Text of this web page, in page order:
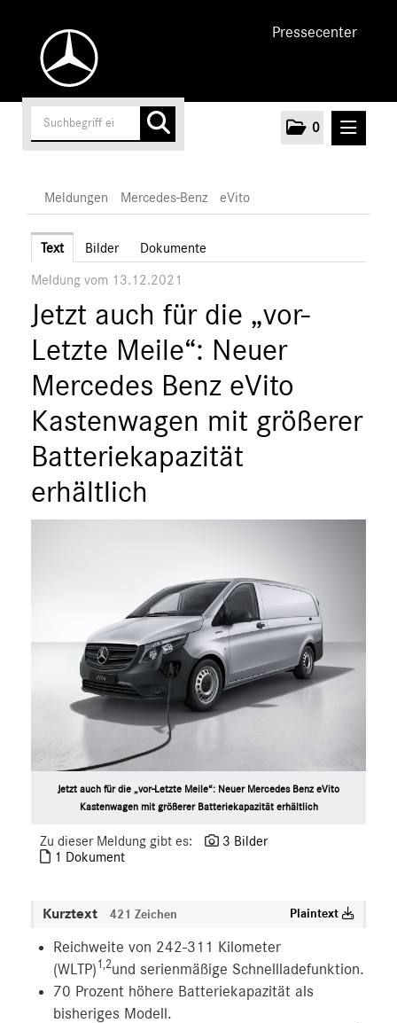
Pressecenter
0
Unternehmen
Cars
Vans
Citan
Vito
Marco Polo
Sprinter
eVito
ANSPRECHPARTNER
Meldungen Mercedes-Benz eVito
Text Bilder Dokumente
Meldung vom 13.12.2021
Jetzt auch für die „vor-
Letzte Meile“: Neuer
Mercedes Benz eVito
Kastenwagen mit größerer
Batteriekapazität
erhältlich
Jetzt auch für die „vor-Letzte Meile“: Neuer Mercedes Benz eVito
Kastenwagen mit größerer Batteriekapazität erhältlich
Zu dieser Meldung gibt es:
3 Bilder
1 Dokument
Kurztext 421 Zeichen Plaintext
Reichweite von 242-311 Kilometer
(WLTP) 1,2und serienmäßige Schnellladefunktion.
70 Prozent höhere Batteriekapazität als
bisheriges Modell.